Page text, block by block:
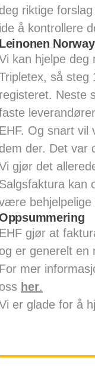
deg riktige
ide å kontrollere
Leinonen
kan hjelpe deg
så steg
registeret. Neste
EHF. Og snart vil
dem der. Det var
gjør det
Salgsfaktura kan
behjelpelige
EHF gjør at
og er generelt en
For mer
oss her.
er glade for å